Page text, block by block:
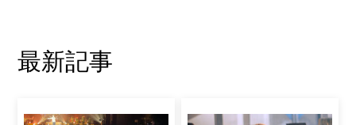
最新記事